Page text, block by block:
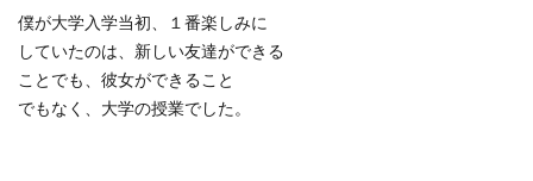
僕が大学入学当初、１番楽しみに
していたのは、新しい友達ができる
ことでも、彼女ができること
でもなく、大学の授業でした。